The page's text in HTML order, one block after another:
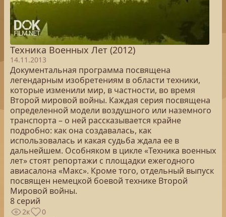
Техника Военных Лет (2012)
14.11.2013
Документальная программа посвящена
легендарным изобретениям в области техники,
которые изменили мир, в частности, во время
Второй мировой войны. Каждая серия посвящена
определенной модели воздушного или наземного
транспорта – о ней рассказывается крайне
подробно: как она создавалась, как
использовалась и какая судьба ждала ее в
дальнейшем. Особняком в цикле «Техника военных
лет» стоят репортажи с площадки ежегодного
авиасалона «Макс». Кроме того, отдельный выпуск
посвящен немецкой боевой технике Второй
Мировой войны.
8 серий
2к 0